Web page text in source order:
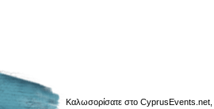
Καλωσορίσατε στο CyprusEvents.net,